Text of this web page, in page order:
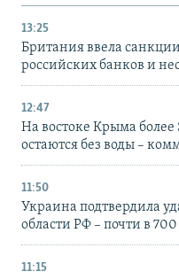
13:25
Британия ввела
российских банков и
12:47
На востоке Крыма более
остаются без воды –
11:50
Украина подтвердила
области РФ – почти в
11:15